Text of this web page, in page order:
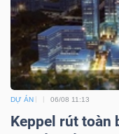
DỰ ÁN 06/08 11:13
Keppel rút toàn